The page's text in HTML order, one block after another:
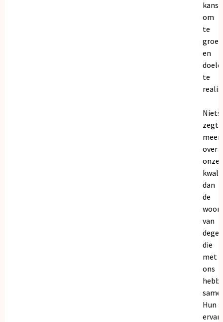
om
te
en
te
Niets
zegt
meer
over
onze
dan
de
van
die
met
ons
Hun